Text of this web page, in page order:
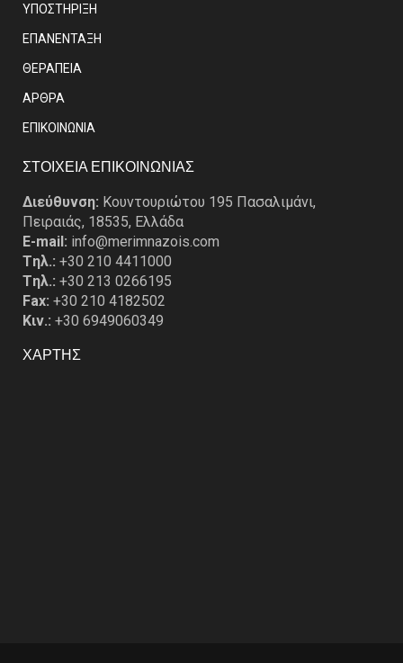
ΥΠΟΣΤΗΡΙΞΗ
ΕΠΑΝΕΝΤΑΞΗ
ΘΕΡΑΠΕΙΑ
ΑΡΘΡΑ
EΠΙΚΟΙΝΩΝΙΑ
ΣΤΟΙΧΕΙΑ ΕΠΙΚΟΙΝΩΝΙΑΣ
Διεύθυνση: Κουντουριώτου 195 Πασαλιμάνι,
Πειραιάς, 18535, Ελλάδα
E-mail: info@merimnazois.com
Tηλ.: +30 210 4411000
Tηλ.: +30 213 0266195
Fax: +30 210 4182502
Κιν.: +30 6949060349
ΧΑΡΤΗΣ